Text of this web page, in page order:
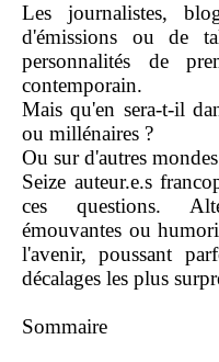
Les journalistes,
d'émissions ou de
personnalités de
contemporain.
Mais qu'en sera-t-il
ou millénaires ?
Ou sur d'autres
Seize auteur.e.s
ces questions.
émouvantes ou
l'avenir, poussant
décalages les plus
Sommaire